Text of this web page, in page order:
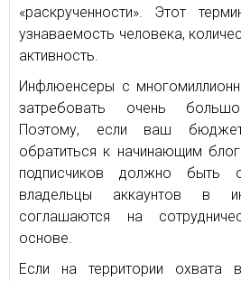
«раскрученности». Этот
узнаваемость человека,
активность.
Инфлюенсеры с
затребовать очень
Поэтому, если ваш бюджет
обратиться к начинающим
подписчиков должно быть
владельцы аккаунтов в
соглашаются на
основе.
Если на территории охвата